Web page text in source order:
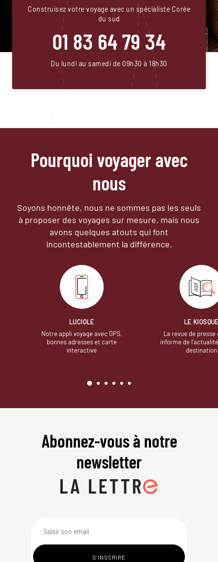
Construisez votre voyage avec un spécialiste Corée
du sud
01 83 64 79 34
Du lundi au samedi de 09h30 à 18h30
Pourquoi voyager avec
nous
Soyons honnête, nous ne sommes pas les seuls
à proposer des voyages sur mesure, mais nous
avons quelques atouts qui font
incontestablement la différence.
LUCIOLE
Notre appli voyage avec GPS,
bonnes adresses et carte
interactive
LE
La revue de presse
informe de
destination
Abonnez-vous à notre
newsletter